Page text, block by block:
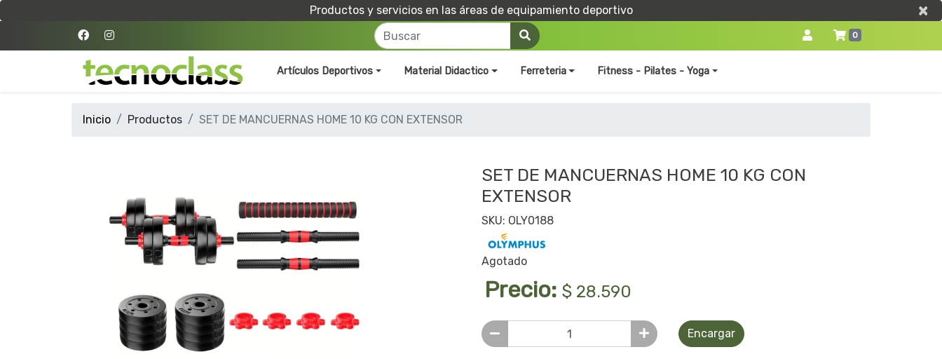
Productos y servicios en las áreas de equipamiento deportivo ×
×
0
Artículos Deportivos Material Didactico Ferreteria Fitness - Pilates - Yoga
Inicio Productos SET DE MANCUERNAS HOME 10 KG CON EXTENSOR
SET DE MANCUERNAS HOME 10 KG CON
EXTENSOR
SKU: OLY0188
Agotado
Precio: $ 28.590
Encargar